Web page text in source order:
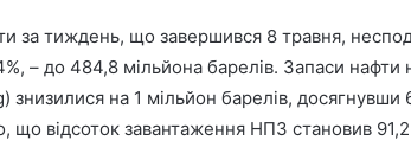
за тиждень, що завершився 8 травня,
– до 484,8 мільйона барелів. Запаси нафти
знизилися на 1 мільйон барелів, досягнувши
що відсоток завантаження НПЗ становив